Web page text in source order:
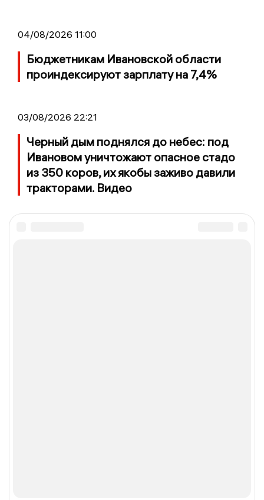
04/08/2026 11:00
Бюджетникам Ивановской области
проиндексируют зарплату на 7,4%
03/08/2026 22:21
Черный дым поднялся до небес: под
Ивановом уничтожают опасное стадо
из 350 коров, их якобы заживо давили
тракторами. Видео